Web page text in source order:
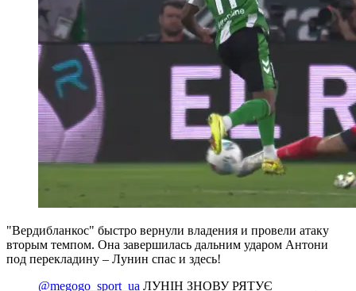
"Вердибланкос" быстро вернули владения и провели атаку
вторым темпом. Она завершилась дальним ударом Антони
под перекладину – Лунин спас и здесь!
@megogo_sport_ua ЛУНІН ЗНОВУ РЯТУЄ